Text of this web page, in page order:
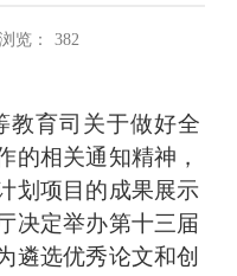
浏览： 382
教育司关于做好全
的相关通知精神，
划项目的成果展示
决定举办第十三届
遴选优秀论文和创